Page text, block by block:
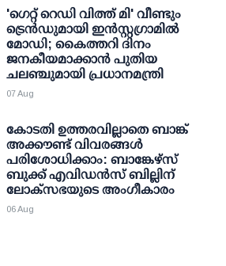
'ഗെറ്റ് റെഡി വിത്ത് മി' വീണ്ടും
ട്രെന്‍ഡുമായി ഇന്‍സ്റ്റഗ്രാമില്‍
മോഡി; കൈത്തറി ദിനം
ജനകീയമാക്കാന്‍ പുതിയ
ചലഞ്ചുമായി പ്രധാനമന്ത്രി
07 Aug
കോടതി ഉത്തരവില്ലാതെ ബാങ്ക്
അക്കൗണ്ട് വിവരങ്ങള്‍
പരിശോധിക്കാം: ബാങ്കേഴ്സ്
ബുക്ക് എവിഡന്‍സ് ബില്ലിന്
ലോക്സഭയുടെ അംഗീകാരം
06 Aug